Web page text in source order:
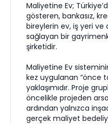
Maliyetine Ev;
gösteren, bankasız,
bireylerin ev, iş yeri ve
sağlayan bir
şirketidir.
Maliyetine Ev
kez uygulanan “önce
yaklaşımıdır. Proje
öncelikle projeden
ardından yalnızca
gerçek maliyet